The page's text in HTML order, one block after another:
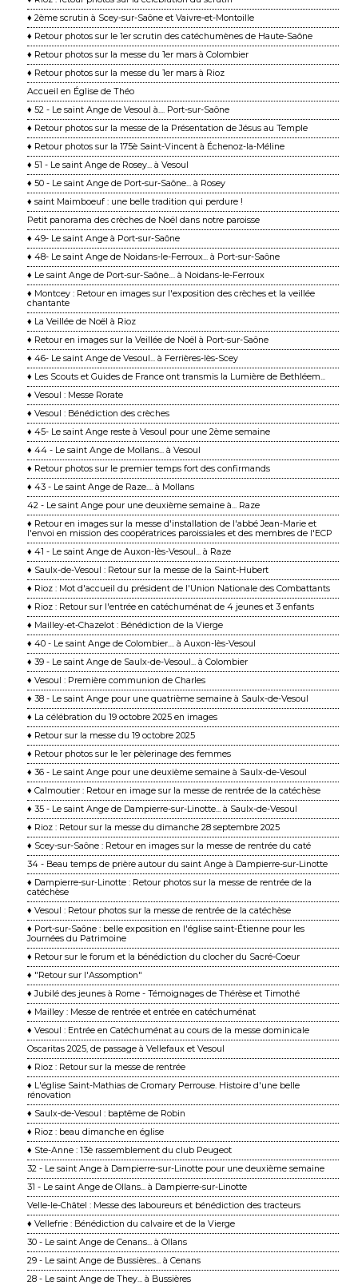
♦ 2ème scrutin à Scey-sur-Saône et Vaivre-et-Montoille
♦ Retour photos sur le 1er scrutin des catéchumènes de Haute-Saône
♦ Retour photos sur la messe du 1er mars à Colombier
♦ Retour photos sur la messe du 1er mars à Rioz
Accueil en Église de Théo
♦ 52 - Le saint Ange de Vesoul à.... Port-sur-Saône
♦ Retour photos sur la messe de la Présentation de Jésus au Temple
♦ Retour photos sur la 175è Saint-Vincent à Échenoz-la-Méline
♦ 51 - Le saint Ange de Rosey... à Vesoul
♦ 50 - Le saint Ange de Port-sur-Saône... à Rosey
♦ saint Maimboeuf : une belle tradition qui perdure !
Petit panorama des crèches de Noël dans notre paroisse
♦ 49- Le saint Ange à Port-sur-Saône
♦ 48- Le saint Ange de Noidans-le-Ferroux... à Port-sur-Saône
♦ Le saint Ange de Port-sur-Saône.... à Noidans-le-Ferroux
♦ Montcey : Retour en images sur l'exposition des crèches et la veillée
chantante
♦ La Veillée de Noël à Rioz
♦ Retour en images sur la Veillée de Noël à Port-sur-Saône
♦ 46- Le saint Ange de Vesoul... à Ferrières-lès-Scey
♦ Les Scouts et Guides de France ont transmis la Lumière de Bethléem...
♦ Vesoul : Messe Rorate
♦ Vesoul : Bénédiction des crèches
♦ 45- Le saint Ange reste à Vesoul pour une 2ème semaine
♦ 44 - Le saint Ange de Mollans... à Vesoul
♦ Retour photos sur le premier temps fort des confirmands
♦ 43 - Le saint Ange de Raze.... à Mollans
42 - Le saint Ange pour une deuxième semaine à... Raze
♦ Retour en images sur la messe d'installation de l'abbé Jean-Marie et
l'envoi en mission des coopératrices paroissiales et des membres de l'ECP
♦ 41 - Le saint Ange de Auxon-lès-Vesoul... à Raze
♦ Saulx-de-Vesoul : Retour sur la messe de la Saint-Hubert
♦ Rioz : Mot d'accueil du président de l'Union Nationale des Combattants
♦ Rioz : Retour sur l'entrée en catéchuménat de 4 jeunes et 3 enfants
♦ Mailley-et-Chazelot : Bénédiction de la Vierge
♦ 40 - Le saint Ange de Colombier.... à Auxon-lès-Vesoul
♦ 39 - Le saint Ange de Saulx-de-Vesoul... à Colombier
♦ Vesoul : Première communion de Charles
♦ 38 - Le saint Ange pour une quatrième semaine à Saulx-de-Vesoul
♦ La célébration du 19 octobre 2025 en images
♦ Retour sur la messe du 19 octobre 2025
♦ Retour photos sur le 1er pèlerinage des femmes
♦ 36 - Le saint Ange pour une deuxième semaine à Saulx-de-Vesoul
♦ Calmoutier : Retour en image sur la messe de rentrée de la catéchèse
♦ 35 - Le saint Ange de Dampierre-sur-Linotte... à Saulx-de-Vesoul
♦ Rioz : Retour sur la messe du dimanche 28 septembre 2025
♦ Scey-sur-Saône : Retour en images sur la messe de rentrée du caté
34 - Beau temps de prière autour du saint Ange à Dampierre-sur-Linotte
♦ Dampierre-sur-Linotte : Retour photos sur la messe de rentrée de la
catéchèse
♦ Vesoul : Retour photos sur la messe de rentrée de la catéchèse
♦ Port-sur-Saône : belle exposition en l'église saint-Étienne pour les
Journées du Patrimoine
♦ Retour sur le forum et la bénédiction du clocher du Sacré-Coeur
♦ "Retour sur l'Assomption"
♦ Jubilé des jeunes à Rome - Témoignages de Thérèse et Timothé
♦ Mailley : Messe de rentrée et entrée en catéchuménat
♦ Vesoul : Entrée en Catéchuménat au cours de la messe dominicale
Oscaritas 2025, de passage à Vellefaux et Vesoul
♦ Rioz : Retour sur la messe de rentrée
♦ L'église Saint-Mathias de Cromary Perrouse. Histoire d'une belle
rénovation
♦ Saulx-de-Vesoul : baptême de Robin
♦ Rioz : beau dimanche en église
♦ Ste-Anne : 13è rassemblement du club Peugeot
32 - Le saint Ange à Dampierre-sur-Linotte pour une deuxième semaine
31 - Le saint Ange de Ollans... à Dampierre-sur-Linotte
Velle-le-Châtel : Messe des laboureurs et bénédiction des tracteurs
♦ Vellefrie : Bénédiction du calvaire et de la Vierge
30 - Le saint Ange de Cenans... à Ollans
29 - Le saint Ange de Bussières... à Cenans
28 - Le saint Ange de They... à Bussières